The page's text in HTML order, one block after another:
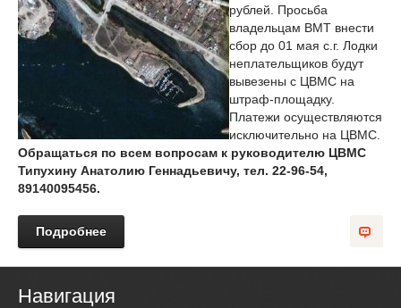
рублей. Просьба
владельцам ВМТ внести
сбор до 01 мая с.г. Лодки
неплательщиков будут
вывезены с ЦВМС на
штраф-площадку.
Платежи осуществляются
исключительно на ЦВМС.
Обращаться по всем вопросам к руководителю ЦВМС
Типухину Анатолию Геннадьевичу, тел. 22-96-54,
89140095456.
Подробнее
Навигация